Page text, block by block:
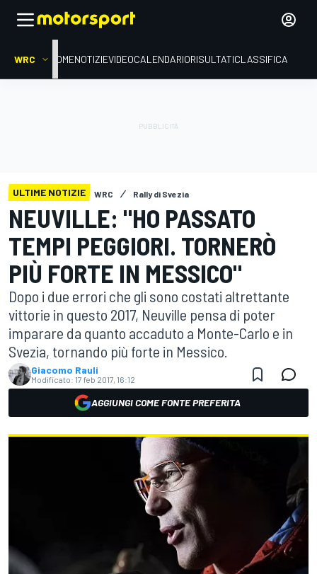
WRC HOMENOTIZIEVIDEOCALENDARIORISULTATICLASSIFICA
ULTIME NOTIZIE WRC Rally di Svezia
NEUVILLE: "HO PASSATO
TEMPI PEGGIORI. TORNERÒ
PIÙ FORTE IN MESSICO"
Dopo i due errori che gli sono costati altrettante
vittorie in questo 2017, Neuville pensa di poter
imparare da quanto accaduto a Monte-Carlo e in
Svezia, tornando più forte in Messico.
Giacomo Rauli
Modificato: 17 feb 2017, 16:12
AGGIUNGI COME FONTE PREFERITA